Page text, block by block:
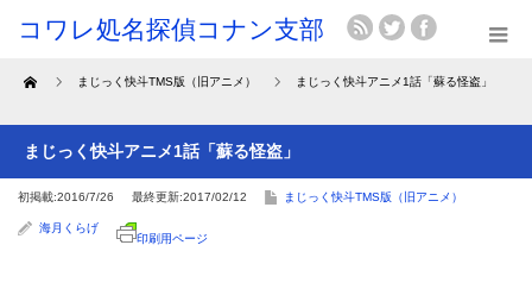
Home まじっく快斗TMS版（旧アニメ） まじっく快斗アニメ1話「蘇る怪盗」
まじっく快斗アニメ1話「蘇る怪盗」
初掲載:2016/7/26 最終更新:2017/02/12 まじっく快斗TMS版（旧アニメ）
海月くらげ
印刷用ページ